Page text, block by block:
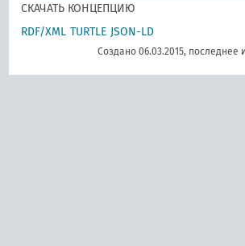
СКАЧАТЬ КОНЦЕПЦИЮ
RDF/XML TURTLE JSON-LD
Создано 06.03.2015, последнее